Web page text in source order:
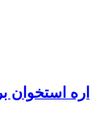
اره استخوان بر CGT183